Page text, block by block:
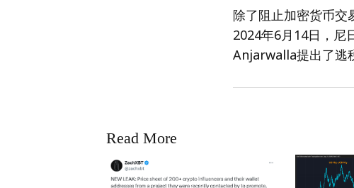
除了阻止加密货币
2024年6月14日，
Anjarwalla提出了逃
Read More